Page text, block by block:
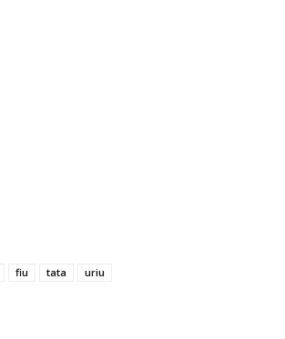
fiu tata uriu